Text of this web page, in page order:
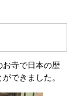
お寺で日本の歴
できました。